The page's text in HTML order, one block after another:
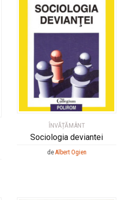
ÎNVĂȚĂMÂNT
Sociologia deviantei
de Albert Ogien